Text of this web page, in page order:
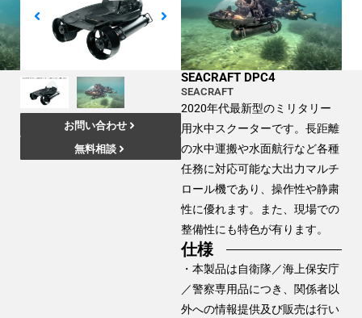
お問い合わせ
無料相談
ー用水中スクーター
（中型マルチロール
機） DPC4
SEACRAFT DPC4
SEACRAFT
2020年代最新型のミリタリー
用水中スクーターです。長距離
の水中運搬や水面航行など各種
任務に対応可能な大出力マルチ
ロール機であり、操作性や静粛
性に優れます。また、現場での
整備性にも特色が有ります。
仕様
・本製品は自衛隊／海上保安庁
／警察専用品につき、関係者以
外への情報提供及び販売は行い